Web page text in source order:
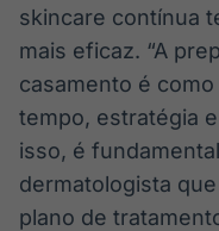
skincare contínua
mais eficaz. “A
casamento é
tempo, estratégia
isso, é
dermatologista
plano de